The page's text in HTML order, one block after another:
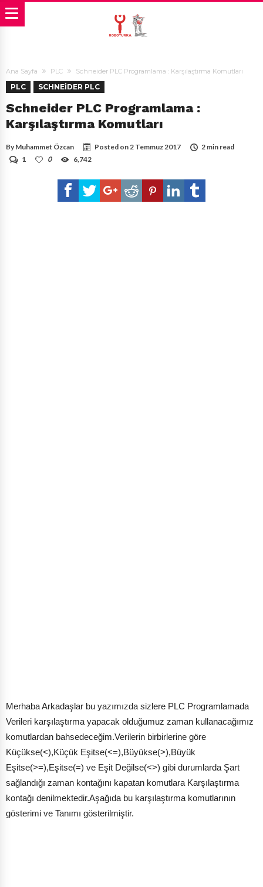
Ana Sayfa PLC Schneider PLC Programlama : Karşılaştırma Komutları
PLC SCHNEIDER PLC
Schneider PLC Programlama :
Karşılaştırma Komutları
By Muhammet Özcan Posted on2 Temmuz 2017
2 min read
1
0 6,742
Merhaba Arkadaşlar bu yazımızda sizlere PLC Programlamada
Verileri karşılaştırma yapacak olduğumuz zaman kullanacağımız
komutlardan bahsedeceğim.Verilerin birbirlerine göre
Küçükse(<),Küçük Eşitse(<=),Büyükse(>),Büyük
Eşitse(>=),Eşitse(=) ve Eşit Değilse(<>) gibi durumlarda Şart
sağlandığı zaman kontağını kapatan komutlara Karşılaştırma
kontağı denilmektedir.Aşağıda bu karşılaştırma komutlarının
gösterimi ve Tanımı gösterilmiştir.